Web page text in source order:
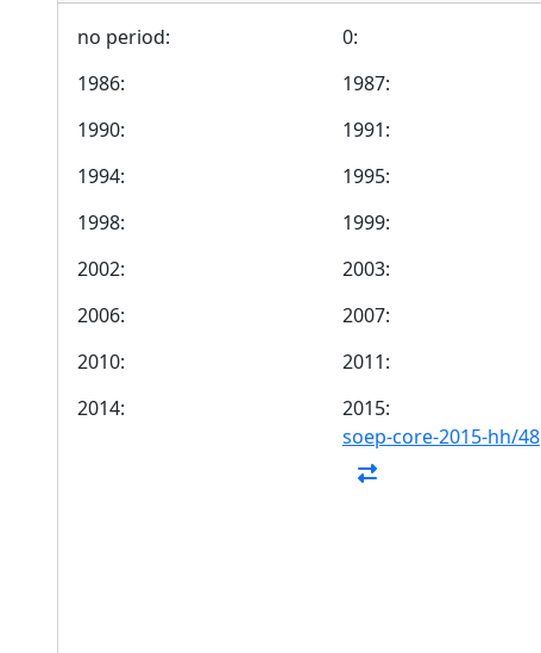
no period: 0:
1986:
1987:
1990:
1991:
1994:
1995:
1998:
1999:
2002:
2003:
2006:
2007:
2010:
2011:
2014:
2015:
soep-core-2015-hh/48